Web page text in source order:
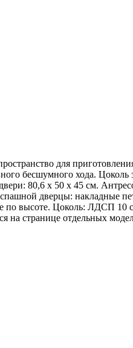
для
бесшумного хода. Цоколь
80,6 х 50 х 45 см.
дверцы: накладные
высоте. Цоколь: ЛДСП 10
на странице отдельных